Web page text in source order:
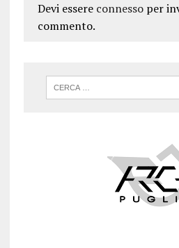
Devi essere connessoper
commento.